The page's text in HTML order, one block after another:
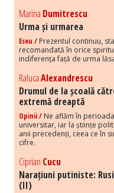
Marina Dumitrescu
Urma și urmarea
Eseu / Prezentul continuu,
recomandată în orice
indiferența față de urma
RalucaAlexandrescu
Drumul de la școală
extremă dreaptă
Opinii / Ne aflăm în
universitar, iar la științe
anii precedenți, ceea ce în
cifre.
Ciprian Cucu
Narațiuni putiniste:
(II)